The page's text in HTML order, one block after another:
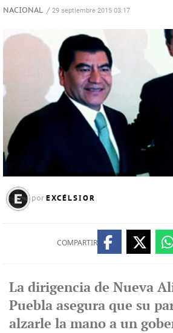
NACIONAL / 29 septiembre 2015 03:17
por EXCÉLSIOR
COMPARTIR
La dirigencia de Nueva
Puebla asegura que su
alzarle la mano a un